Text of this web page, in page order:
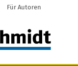
Für Autoren